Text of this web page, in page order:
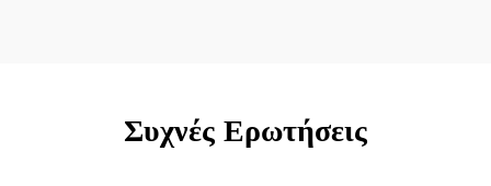
Συχνές Ερωτήσεις